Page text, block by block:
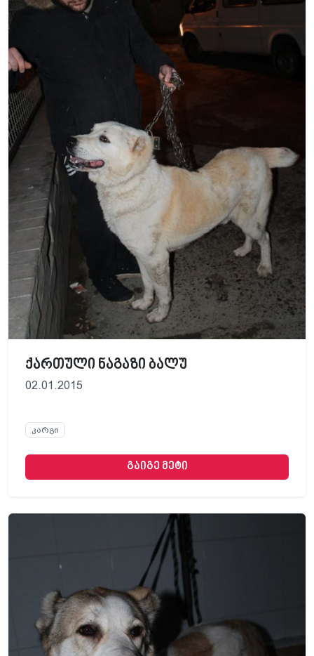
ქართული ნაგაზი ბალუ
02.01.2015
კარგი
გაიგე მეტი